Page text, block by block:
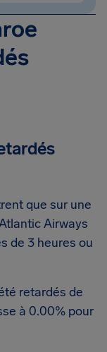
que sur une
Airways
de 3 heures ou
retardés de
à 0.00% pour